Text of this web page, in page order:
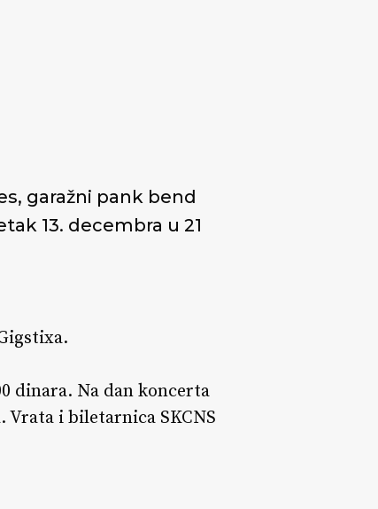
garažni pank bend
13. decembra u 21
dinara. Na dan koncerta
Vrata i biletarnica SKCNS